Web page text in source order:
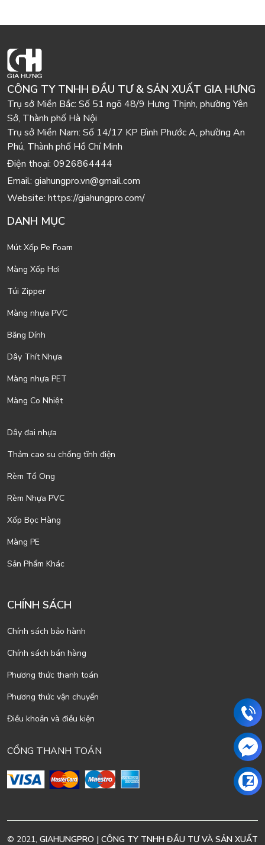
CÔNG TY TNHH ĐẦU TƯ & SẢN XUẤT GIA HƯNG
Trụ sở Miền Bắc: Số 51 ngõ 48/9 Hưng Thịnh, phường Yên
Sở, Thành phố Hà Nội
Trụ sở Miền Nam: Số 14/17 KP Bình Phước A, phường An
Phú, Thành phố Hồ Chí Minh
Điện thoại: 0926864444
Email: giahungpro.vn@gmail.com
Website: https://giahungpro.com/
DANH MỤC
Mút Xốp Pe Foam
Màng Xốp Hơi
Túi Zipper
Màng nhựa PVC
Băng Dính
Dây Thít Nhựa
Màng nhựa PET
Màng Co Nhiệt
Dây đai nhựa
Thảm cao su chống tĩnh điện
Rèm Tổ Ong
Rèm Nhựa PVC
Xốp Bọc Hàng
Màng PE
Sản Phẩm Khác
CHÍNH SÁCH
Chính sách bảo hành
Chính sách bán hàng
Phương thức thanh toán
Phương thức vận chuyển
Điều khoản và điều kiện
CỔNG THANH TOÁN
© 2021, GIAHUNGPRO | CÔNG TY TNHH ĐẦU TƯ VÀ SẢN XUẤT